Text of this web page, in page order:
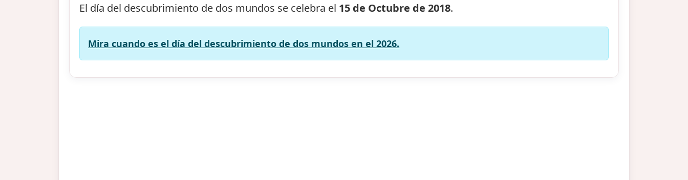
El día del descubrimiento de dos mundos se celebra el 15 de Octubre de 2018.
Mira cuando es el día del descubrimiento de dos mundos en el 2026.